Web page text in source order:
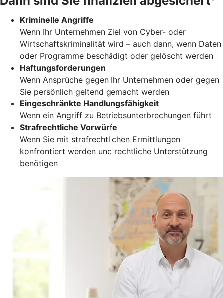
Kriminelle Angriffe
Wenn Ihr Unternehmen Ziel von Cyber- oder
Wirtschaftskriminalität wird – auch dann, wenn Daten
oder Programme beschädigt oder gelöscht werden
Haftungsforderungen
Wenn Ansprüche gegen Ihr Unternehmen oder gegen
Sie persönlich geltend gemacht werden
Eingeschränkte Handlungsfähigkeit
Wenn ein Angriff zu Betriebsunterbrechungen führt
Strafrechtliche Vorwürfe
Wenn Sie mit strafrechtlichen Ermittlungen
konfrontiert werden und rechtliche Unterstützung
benötigen